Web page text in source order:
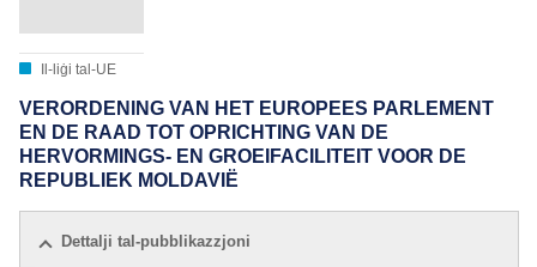
Il-liġi tal-UE
VERORDENING VAN HET EUROPEES PARLEMENT
EN DE RAAD TOT OPRICHTING VAN DE
HERVORMINGS- EN GROEIFACILITEIT VOOR DE
REPUBLIEK MOLDAVIË
Dettalji tal-pubblikazzjoni